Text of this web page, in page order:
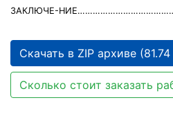
ЗАКЛЮЧЕ-
Скачать в ZIP архиве (81.74
Сколько стоит заказать